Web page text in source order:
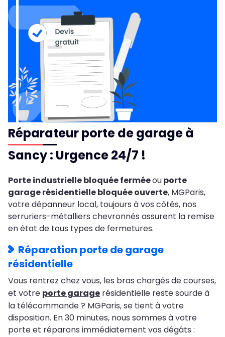
Réparateur porte de garage à
Sancy : Urgence 24/7 !
Porte industrielle bloquée ferméeouporte
garage résidentielle bloquée ouverte, MGParis,
votre dépanneur local, toujours à vos côtés, nos
serruriers-métalliers chevronnés assurent la remise
en état de tous types de fermetures.
Réparation porte de garage
résidentielle
Vous rentrez chez vous, les bras chargés de courses,
et votre porte garage résidentielle reste sourde à
la télécommande ? MGParis, se tient à votre
disposition. En 30 minutes, nous sommes à votre
porte et réparons immédiatement vos dégâts :